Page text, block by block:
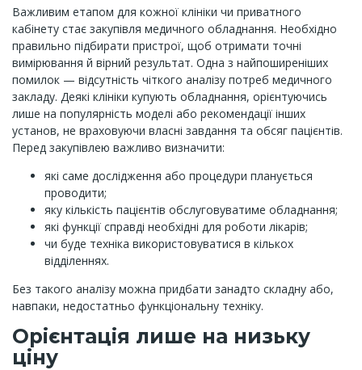
Важливим етапом для кожної клініки чи приватного
кабінету стає закупівля медичного обладнання. Необхідно
правильно підбирати пристрої, щоб отримати точні
вимірювання й вірний результат. Одна з найпоширеніших
помилок — відсутність чіткого аналізу потреб медичного
закладу. Деякі клініки купують обладнання, орієнтуючись
лише на популярність моделі або рекомендації інших
установ, не враховуючи власні завдання та обсяг пацієнтів.
Перед закупівлею важливо визначити:
які саме дослідження або процедури планується
проводити;
яку кількість пацієнтів обслуговуватиме обладнання;
які функції справді необхідні для роботи лікарів;
чи буде техніка використовуватися в кількох
відділеннях.
Без такого аналізу можна придбати занадто складну або,
навпаки, недостатньо функціональну техніку.
Орієнтація лише на низьку
ціну